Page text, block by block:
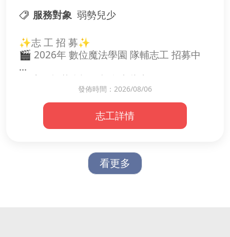
✨ 每月只要付出幾個小時，就能成為牠們生
命中最溫暖的守護者。
📌 我們希望您協助
🐕 陪伴狗狗散步、活動
🧹 清潔園區，維持環境整潔
🚗 接送毛孩就醫（需具汽車駕照）
💻 協助簡單電腦資料整理或社群支援
💛 服務資訊
⏰ 每次約 4 小時
服務對象 弱勢兒少
✨志 工 招 募✨
🎬 2026年 數位魔法學園 隊輔志工 招募中
🔸志工招募資訊｜報名由此去🔸
https://forms.gle/REtMKKSmkiZXVDk68
不論您是否會操作剪輯軟體，只要您對故事
具備基本電腦操作能力，有團隊帶領經驗，
且願意陪伴孩子、與孩子正向溝通，
並樂於協助孩子們完成任務，我們非常歡迎
發佈時間：2026/08/06
志工詳情
看更多